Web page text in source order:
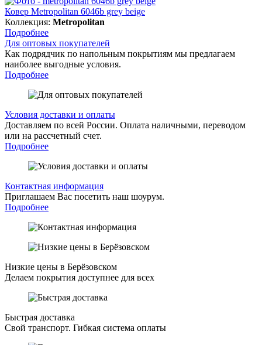
Ковер Metropolitan 6046b grey beige
Коллекция: Metropolitan
Подробнее
Для оптовых покупателей
Как подрядчик по напольным покрытиям мы предлагаем
наиболее выгодные условия.
Подробнее
Условия доставки и оплаты
Доставляем по всей России. Оплата наличными, переводом
или на рассчетный счет.
Подробнее
Контактная информация
Приглашаем Вас посетить наш шоурум.
Подробнее
Низкие цены в Берёзовском
Делаем покрытия доступнее для всех
Быстрая доставка
Свой транспорт. Гибкая система оплаты